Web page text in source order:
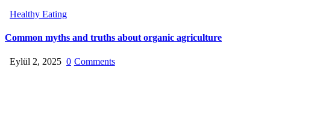
Healthy Eating
Common myths and truths about organic agriculture
Eylül 2, 2025 0 Comments